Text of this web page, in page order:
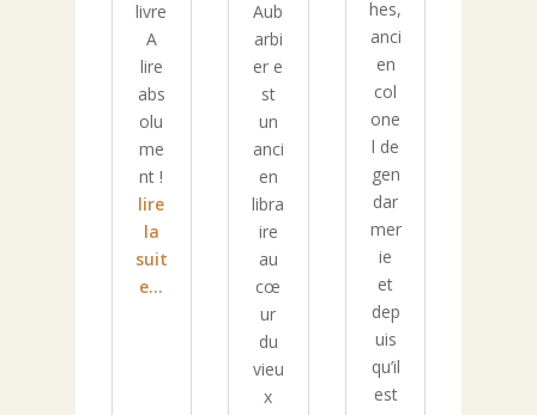
livre
A
lire
abs
olu
me
nt !
lire
la
suit
e...
Aub
arbi
er e
st
un
anci
en
libra
ire
au
cœ
ur
du
vieu
x
hes,
anci
en
col
one
l de
gen
dar
mer
ie
et
dep
uis
qu’il
est